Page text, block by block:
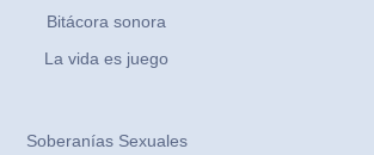
Bitácora sonora
La vida es juego
Soberanías Sexuales